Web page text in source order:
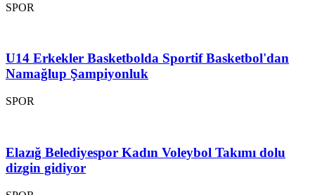
SPOR
U14 Erkekler Basketbolda Sportif Basketbol'dan
Namağlup Şampiyonluk
SPOR
Elazığ Belediyespor Kadın Voleybol Takımı dolu
dizgin gidiyor